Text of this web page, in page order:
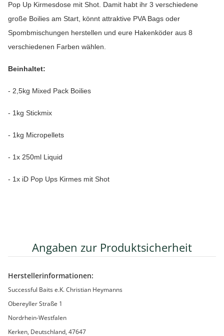
Pop Up Kirmesdose mit Shot. Damit habt ihr 3 verschiedene
große Boilies am Start, könnt attraktive PVA Bags oder
Spombmischungen herstellen und eure Hakenköder aus 8
verschiedenen Farben wählen.
Beinhaltet:
- 2,5kg Mixed Pack Boilies
- 1kg Stickmix
- 1kg Micropellets
- 1x 250ml Liquid
- 1x iD Pop Ups Kirmes mit Shot
Angaben zur Produktsicherheit
Herstellerinformationen:
Successful Baits e.K. Christian Heymanns
Obereyller Straße 1
Nordrhein-Westfalen
Kerken, Deutschland, 47647